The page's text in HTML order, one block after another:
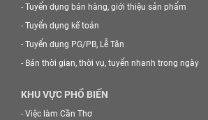
- Tuyển dụng bán hàng, giới thiệu sản phẩm
- Tuyển dụng kế toán
- Tuyển dụng PG/PB, Lễ Tân
- Bán thời gian, thời vụ, tuyển nhanh trong ngày
KHU VỰC PHỔ BIẾN
- Việc làm Cần Thơ